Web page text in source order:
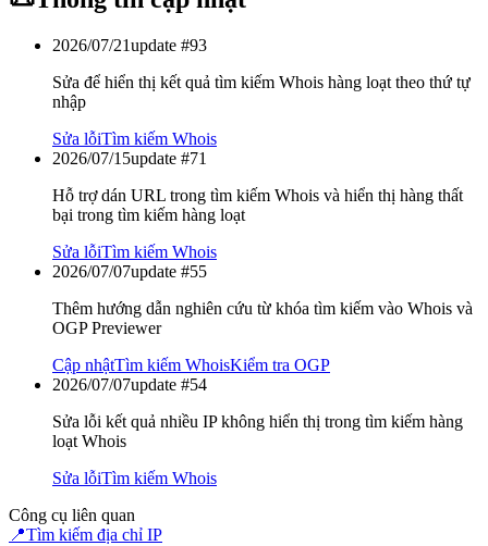
2026/07/21update #93
Sửa để hiển thị kết quả tìm kiếm Whois hàng loạt theo thứ tự
nhập
Sửa lỗiTìm kiếm Whois
2026/07/15update #71
Hỗ trợ dán URL trong tìm kiếm Whois và hiển thị hàng thất
bại trong tìm kiếm hàng loạt
Sửa lỗiTìm kiếm Whois
2026/07/07update #55
Thêm hướng dẫn nghiên cứu từ khóa tìm kiếm vào Whois và
OGP Previewer
Cập nhậtTìm kiếm WhoisKiểm tra OGP
2026/07/07update #54
Sửa lỗi kết quả nhiều IP không hiển thị trong tìm kiếm hàng
loạt Whois
Sửa lỗiTìm kiếm Whois
Công cụ liên quan
📍Tìm kiếm địa chỉ IP